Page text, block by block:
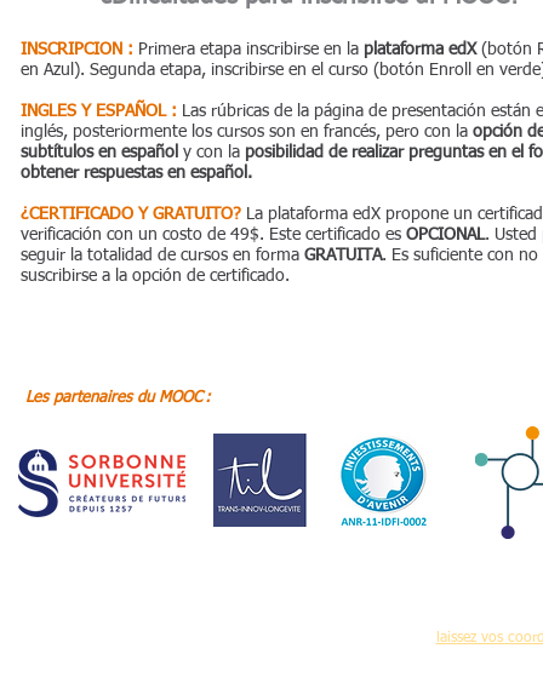
INSCRIPCION : Primera etapa inscribirse en la plataforma edX(botón
en Azul). Segunda etapa, inscribirse en el curso (botón Enroll en
INGLES Y ESPAÑOL : Las rúbricas de la página de presentación están
inglés, posteriormente los cursos son en francés, pero con la opción
subtítulos en español y con la posibilidad de realizar preguntas en el
obtener respuestas en español.
¿CERTIFICADO Y GRATUITO? La plataforma edX propone un
verificación con un costo de 49$. Este certificado es OPCIONAL. Usted
seguir la totalidad de cursos en forma GRATUITA. Es suficiente con no
suscribirse a la opción de certificado.
Les partenaires du MOOC :
laissez vos